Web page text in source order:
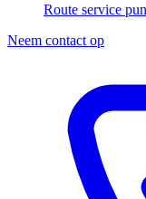
Route service
Neem contact op